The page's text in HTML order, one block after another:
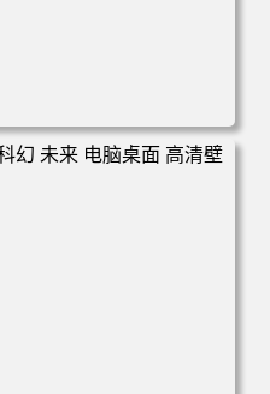
辆 轿车 白色 汽车 电脑桌面